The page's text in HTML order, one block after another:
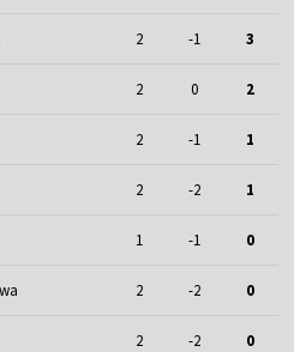
2 -1 3
2 0 2
2 -1 1
2 -2 1
1 -1 0
2 -2 0
2 -2 0